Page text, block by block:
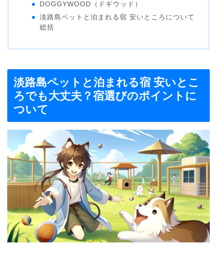
DOGGYWOOD（ドギウッド）
淡路島ペットと泊まれる宿 安いところについて
総括
淡路島ペットと泊まれる宿 安いとこ
ろでも大丈夫？宿選びのポイントに
ついて